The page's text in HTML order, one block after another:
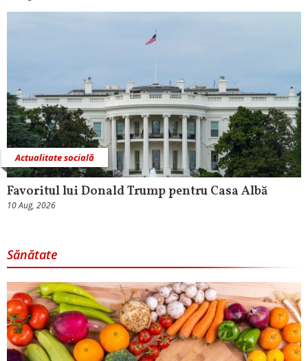
Actualitate socială
Favoritul lui Donald Trump pentru Casa Albă
10 Aug, 2026
Sănătate